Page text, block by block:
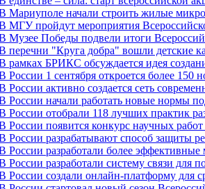
Мариуполе начали строить жилые
МГУ пройдут мероприятия
Музее Победы подвели итоги
перечни "Круга добра" вошли детские
рамках БРИКС обсуждается идея
России 1 сентября откроется более
России активно создается сеть
России начали работать новые нормы
России отобрали 118 лучших практик
России появится конкурс научных
России разрабатывают способ защиты
России разработали более
России разработали систему связи
России создали онлайн-платформу для